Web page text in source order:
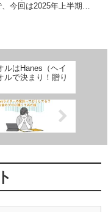
今回は2025年上半期を
ルはHanes（ヘイ
ルで決まり！贈り